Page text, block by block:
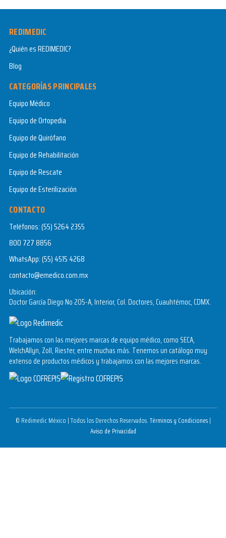
REDIMEDIC
¿Quién es REDIMEDIC?
Blog
CATEGORÍAS PRINCIPALES
Equipo Médico
Equipo de Ortopedia
Equipo de Quirófano
Equipo de Rehabilitación
Equipo de Rescate
Equipo de Esterilización
CONTACTO
Teléfonos:(55) 5264 2355
800 727 8856
WhatsApp:(55) 4515 4268
contacto@emedico.com.mx
Ubicación:
Doctor García Diego No 205-A, Interior, Col. Doctores, Cuauhtémoc, CDMX.
Trabajamos con las mejores marcas de equipo médico, como SECA,
WelchAllyn, Zoll, Riester, entre muchas más. Tenemos un catálogo muy
extenso de productos médicos y trabajamos con las mejores marcas.
© Redimedic México | Todos los Derechos Reservados.Términos y Condiciones|
Aviso de Privacidad